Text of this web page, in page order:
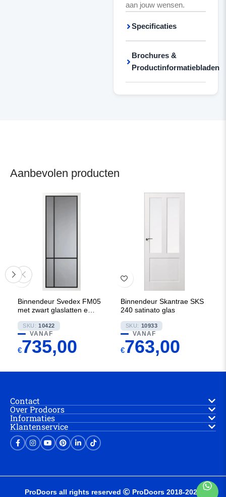
aan jouw wensen.
Specificaties
Brochures &
Productinformatiebladen
Aanbevolen producten
Binnendeur Svedex FM05
met zwart glaslatten en
SKU: 10422
VANAF
€735,00
Binnendeur Skantrae SKS
240 satinato glas
SKU: 10933
VANAF
€763,00
Contact
Over Prodoors
Informaties
Klantenservice
ProDoors all rights reserved ProDoors 2018-2025